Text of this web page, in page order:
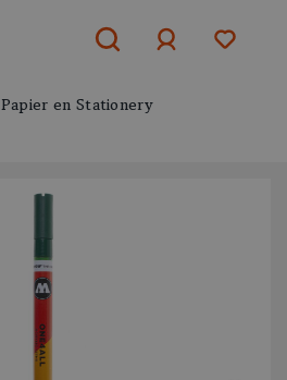
aanmelden
Papier en Stationery